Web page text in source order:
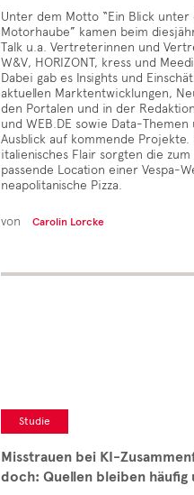
Unter dem Motto “Ein Blick unter
Motorhaube” kamen beim
Talk u.a. Vertreterinnen und
W&V, HORIZONT, kress und
Dabei gab es Insights und
aktuellen Marktentwicklungen,
den Portalen und in der
und WEB.DE sowie Data-Themen
Ausblick auf kommende Projekte.
italienisches Flair sorgten die
passende Location einer Vespa-
neapolitanische Pizza.
von Carolin Lorcke
Studie
Misstrauen bei KI-
doch: Quellen bleiben